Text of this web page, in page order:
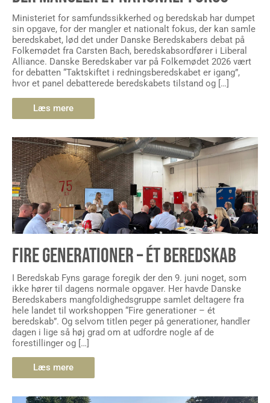
Ministeriet for samfundssikkerhed og beredskab har dumpet
sin opgave, for der mangler et nationalt fokus, der kan samle
beredskabet, lød det under Danske Beredskabers debat på
Folkemødet fra Carsten Bach, beredskabsordfører i Liberal
Alliance. Danske Beredskaber var på Folkemødet 2026 vært
for debatten “Taktskiftet i redningsberedskabet er igang”,
hvor et panel debatterede beredskabets tilstand og […]
Læs mere
FIRE GENERATIONER – ÉT BEREDSKAB
I Beredskab Fyns garage foregik der den 9. juni noget, som
ikke hører til dagens normale opgaver. Her havde Danske
Beredskabers mangfoldighedsgruppe samlet deltagere fra
hele landet til workshoppen “Fire generationer – ét
beredskab”. Og selvom titlen peger på generationer, handler
dagen i lige så høj grad om at udfordre nogle af de
forestillinger og […]
Læs mere